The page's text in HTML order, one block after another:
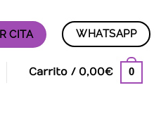
CITA WHATSAPP
Carrito / 0,00€ 0